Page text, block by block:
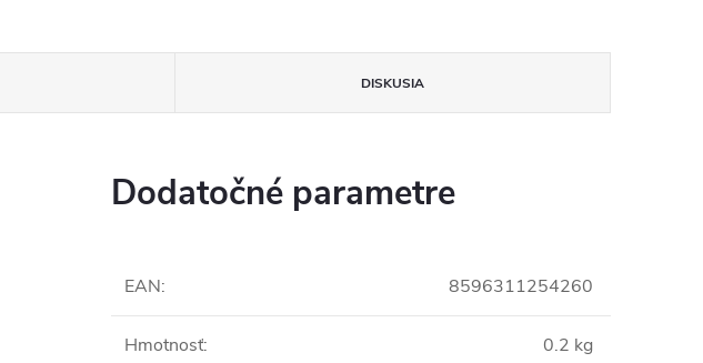
DISKUSIA
Dodatočné parametre
EAN: 8596311254260
Hmotnosť: 0.2 kg